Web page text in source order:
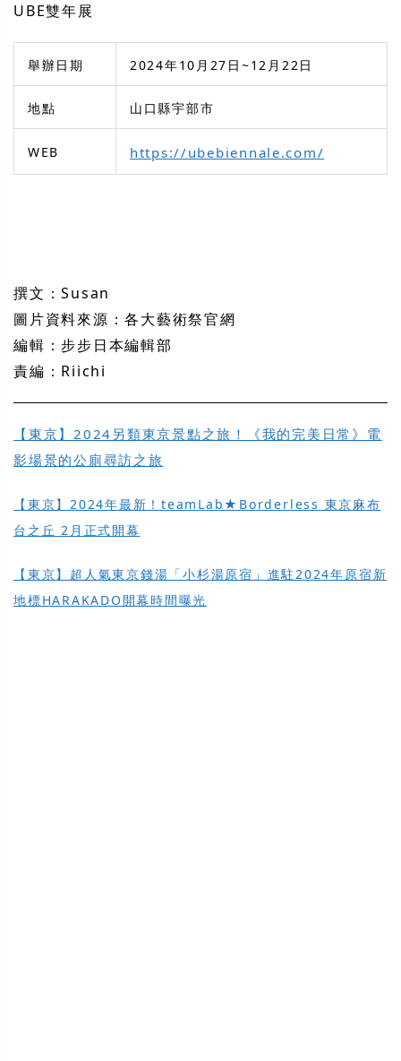
UBE雙年展
舉辦日期 2024年10月27日~12月22日
地點 山口縣宇部市
WEB https://ubebiennale.com/
撰文：Susan
圖片資料來源：各大藝術祭官網
編輯：步步日本編輯部
責編：Riichi
【東京】2024另類東京景點之旅！《我的完美日常》電
影場景的公廁尋訪之旅
【東京】2024年最新！teamLab★Borderless 東京麻布
台之丘 2月正式開幕
【東京】超人氣東京錢湯「小杉湯原宿」進駐2024年原宿新
地標HARAKADO開幕時間曝光